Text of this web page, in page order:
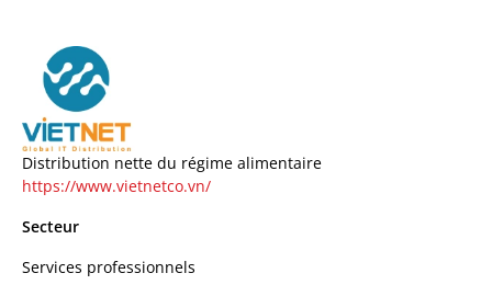
Distribution nette du régime alimentaire
https://www.vietnetco.vn/
Secteur
Services professionnels